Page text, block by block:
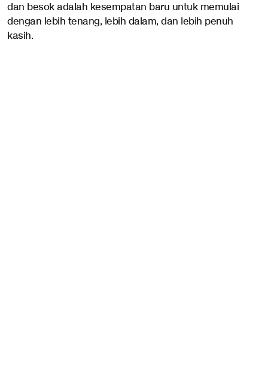
dan besok adalah kesempatan baru untuk memulai
dengan lebih tenang, lebih dalam, dan lebih penuh
kasih.